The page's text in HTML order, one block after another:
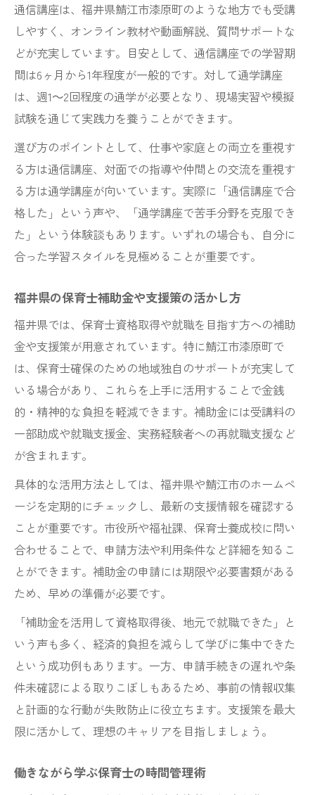
通信講座は、福井県鯖江市漆原町のような地方でも受講
しやすく、オンライン教材や動画解説、質問サポートな
どが充実しています。目安として、通信講座での学習期
間は6ヶ月から1年程度が一般的です。対して通学講座
は、週1～2回程度の通学が必要となり、現場実習や模擬
試験を通じて実践力を養うことができます。
選び方のポイントとして、仕事や家庭との両立を重視す
る方は通信講座、対面での指導や仲間との交流を重視す
る方は通学講座が向いています。実際に「通信講座で合
格した」という声や、「通学講座で苦手分野を克服でき
た」という体験談もあります。いずれの場合も、自分に
合った学習スタイルを見極めることが重要です。
福井県の保育士補助金や支援策の活かし方
福井県では、保育士資格取得や就職を目指す方への補助
金や支援策が用意されています。特に鯖江市漆原町で
は、保育士確保のための地域独自のサポートが充実して
いる場合があり、これらを上手に活用することで金銭
的・精神的な負担を軽減できます。補助金には受講料の
一部助成や就職支援金、実務経験者への再就職支援など
が含まれます。
具体的な活用方法としては、福井県や鯖江市のホームペ
ージを定期的にチェックし、最新の支援情報を確認する
ことが重要です。市役所や福祉課、保育士養成校に問い
合わせることで、申請方法や利用条件など詳細を知るこ
とができます。補助金の申請には期限や必要書類がある
ため、早めの準備が必要です。
「補助金を活用して資格取得後、地元で就職できた」と
いう声も多く、経済的負担を減らして学びに集中できた
という成功例もあります。一方、申請手続きの遅れや条
件未確認による取りこぼしもあるため、事前の情報収集
と計画的な行動が失敗防止に役立ちます。支援策を最大
限に活かして、理想のキャリアを目指しましょう。
働きながら学ぶ保育士の時間管理術